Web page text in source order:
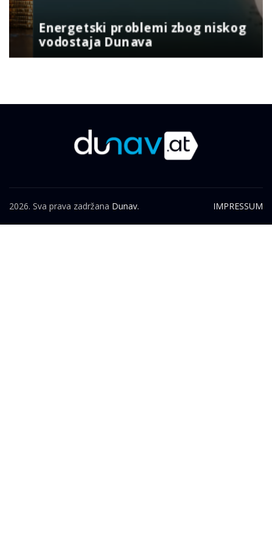
Energetski problemi zbog niskog
vodostaja Dunava
2026. Sva prava zadržana Dunav. IMPRESSUM